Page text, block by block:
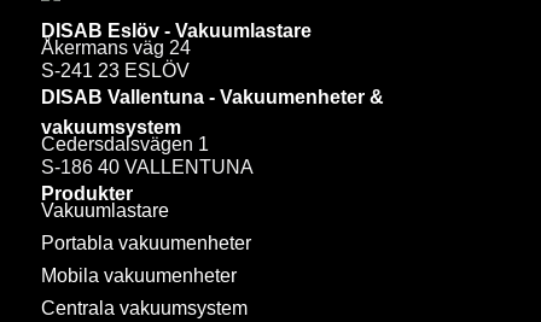
DISAB Eslöv - Vakuumlastare
Åkermans väg 24
S-241 23 ESLÖV
DISAB Vallentuna - Vakuumenheter &
vakuumsystem
Cedersdalsvägen 1
S-186 40 VALLENTUNA
Produkter
Vakuumlastare
Portabla vakuumenheter
Mobila vakuumenheter
Centrala vakuumsystem